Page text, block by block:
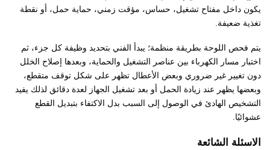
يكون داخل مفتاح تشغيل، حساس، مؤقت زمني، حماية حمل، أو نقطة
تغذية ضعيفة.
يتم فحص اللوحة بطريقة منظمة؛ يبدأ الفني بتحديد وظيفة كل جزء، ثم
اختبار مسار الكهرباء بين عناصر التشغيل والحماية، وبعدها إصلاح الخلل
دون تغيير غير ضروري وبعض الأعطال تظهر على شكل توقف متقطع،
وبعضها يظهر عند زيادة الحمل أو بعد تشغيل الجهاز لعدة دقائق لذلك يفيد
التشخيص الهادئ في الوصول إلى السبب بدل الاكتفاء بتبديل القطع
عشوائيًا.
الاسئلة الشائعة